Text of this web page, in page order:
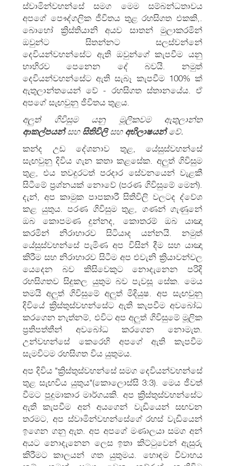
ස්වාමින්වහන්සේ සමග මෙම සම්බන්‍ධතාවය
අපගේ පෞද්ගලික ජීවිතය තුළ රහසිගත එකකි,.
බොහෝ ක්‍රිස්තියානි අයව සාතන් මුලාකරමින්
ඔවුන්ට සිතන්නට සලස්වන්නේ
දෙවියන්වහන්සේට ඇති ඔවුන්ගේ කැපවීම යනු
භාහිරව පෙනෙන දේ බවයි. නමුත්
දෙවියන්වහන්සේට ඇති සැබෑ කැපවීම 100% ක්
ඇතුලාන්තයෙන් වේ - රහසිගත ස්තානයේය. ඒ
අපගේ සැඟවුනු ජීවිතය තුළය.
අලුත් ගිවිසුම යනු මූලිකවම ඇතුලාන්ත
ආකල්පයන්සහ සිතිවිලිසහ අභිලාෂයන්වේ.
කන්ද උඩ දේශනාව තුළ, යේසුස්වහන්සේ
සැඟවුනු දිවිය ගැන කතා කළසේක. අලුත් ගිවිසුම
තුළ, එය තවදුරටත් පරදාර සේවනයෙන් වැළකී
සිටීමේ ප්‍රශ්නයක් නොවේ (පරණ ගිවිසුමේ මෙන්).
දැන්, අප කාමුක පාපකාරී සිතිවිලි වලටද ද්වේශ
කළ යුතුය. පරණ ගිවිසුම තුළ, ගණන් ගැණුනේ
ඔබ කොපමණ දුන්නද, කොතරම් ඔබ යාඤා
කරමින් නිරාහාරව සිටියාද යන්නයි. නමුත්
යේසුස්වහන්සේ පැමිණ අප විසින් දීම සහ යාඤා
කිරීම සහ නිරාහාරව සිටීම අප එවැනි ක්‍රියාවන්වල
යෙදෙන බව කිසිවෙකුට නොදැනෙන පරිදි
රහසිගතව සිදුකල යුතුම බව පැවසූ සේක. මෙය
තමයි අලුත් ගිවිසුමේ අලුත් මිදියුෂ. අප සැඟවුනු
දිවියේ ක්‍රිස්තුස්වහන්සේට ඇති කැපවීම අවබෝධ
කරගෙන නැත්නම්, එවිට අප අලුත් ගිවිසුමේ මූලික
ප්‍රතිපත්තීන් අවබෝධ කරගෙන නොමැත.
උන්වහන්සේ කෙරෙහි අපගේ ඇති කැපවීම
සැමවිටම රහසිගත විය යුතුමය.
අප දිවිය "ක්‍රිස්තුස්වහන්සේ සමග දෙවියන්වහන්සේ
තුළ සැඟවිය යුතුය"(කොලොස්සි 3:3). මෙය ජීවත්
වීමට පුදුමාකාර මාර්ගයකි. අප ක්‍රිස්තුස්වහන්සේට
ඇති කැපවීම අන් අයගෙන් වැඩියෙන් සඟවන
තරමට, අප ස්වාමින්වහන්සේගේ රහස් වැඩියෙන්
ඉගෙන ගනු ඇත. අප අපගේ මණාලයා සමග අන්
අයට නොදැනෙන ලෙස ඉතා කිට්ටුවෙන් ඇසුරු
කිරීමට කාලයන් ගත යුතුමය. හොඳම විවාහය